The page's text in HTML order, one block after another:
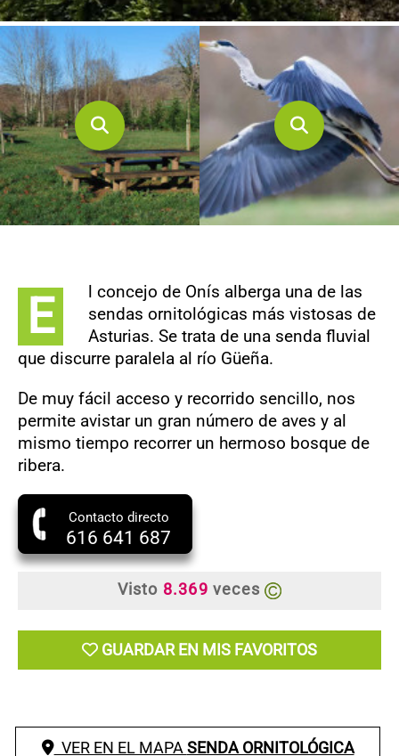
E
l concejo de Onís alberga una de las
sendas ornitológicas más vistosas de
Asturias. Se trata de una senda fluvial
que discurre paralela al río Güeña.
De muy fácil acceso y recorrido sencillo, nos
permite avistar un gran número de aves y al
mismo tiempo recorrer un hermoso bosque de
ribera.
616 641 687
Visto 8.369 veces
GUARDAR EN MIS FAVORITOS
VER EN EL MAPA SENDA ORNITOLÓGICA